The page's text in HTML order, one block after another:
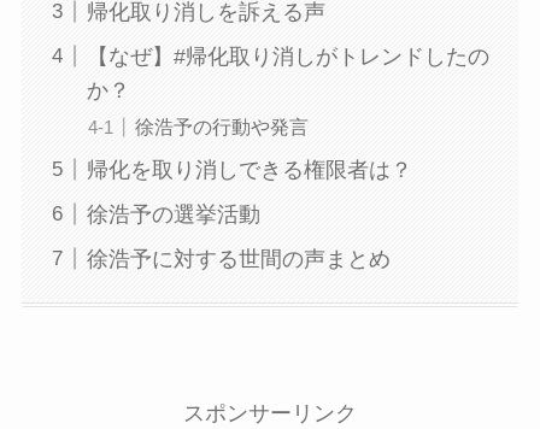
帰化取り消しを訴える声
【なぜ】#帰化取り消しがトレンドしたの
か？
徐浩予の行動や発言
帰化を取り消しできる権限者は？
徐浩予の選挙活動
徐浩予に対する世間の声まとめ
スポンサーリンク